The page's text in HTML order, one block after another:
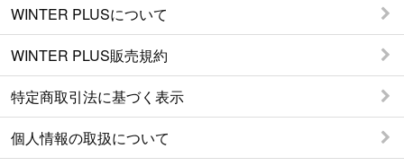
WINTER PLUSについて
WINTER PLUS販売規約
特定商取引法に基づく表示
個人情報の取扱について